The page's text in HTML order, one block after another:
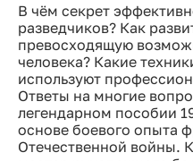
В чём секрет
разведчиков? Как
превосходящую
человека? Какие
используют
Ответы на многие
легендарном пособии
основе боевого опыта
Отечественной войны.